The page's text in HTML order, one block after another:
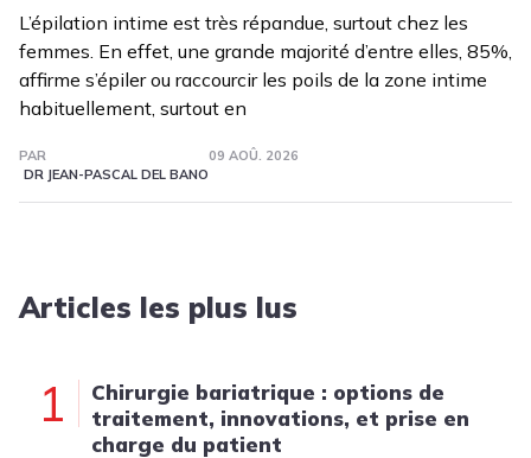
L’épilation intime est très répandue, surtout chez les
femmes. En effet, une grande majorité d’entre elles, 85%,
affirme s’épiler ou raccourcir les poils de la zone intime
habituellement, surtout en
PAR
DR JEAN-PASCAL DEL BANO
09 AOÛ. 2026
Articles les plus lus
1
Chirurgie bariatrique : options de
traitement, innovations, et prise en
charge du patient